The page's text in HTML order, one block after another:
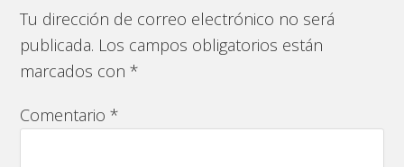
Tu dirección de correo electrónico no será
publicada. Los campos obligatorios están
marcados con*
Comentario*